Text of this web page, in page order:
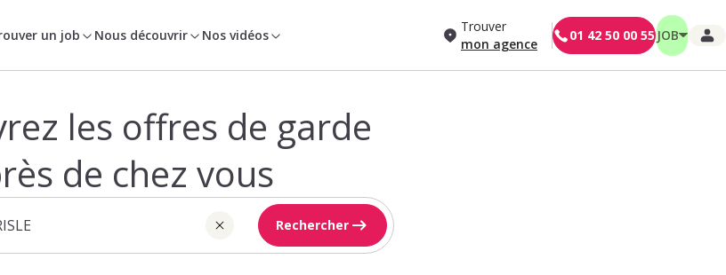
un job Nous découvrir Nos vidéos
Trouver
mon agence
01 42 50 00 55 JOB
les offres de garde
de chez vous
Rechercher